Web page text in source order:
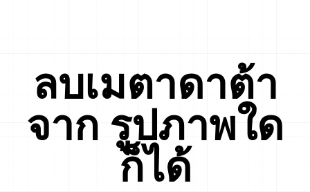
ลบเมตาดาต้า
จาก รูปภาพใด
ก็ได้